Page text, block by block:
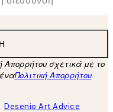
Απορρήτου σχετικά με το
Πολιτική Απορρήτου
Desenio Art Advice